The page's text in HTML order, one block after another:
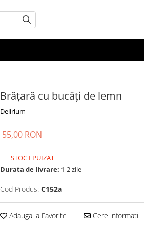
Brățară cu bucăți de lemn
Delirium
55,00 RON
STOC EPUIZAT
Durata de livrare: 1-2 zile
Cod Produs: C152a
Adauga la Favorite Cere informatii